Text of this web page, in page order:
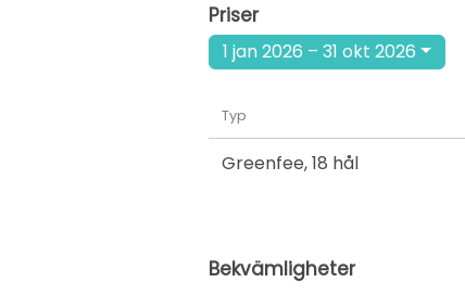
Priser
1 jan 2026 – 31 okt 2026
Typ
Greenfee,18 hål
Bekvämligheter